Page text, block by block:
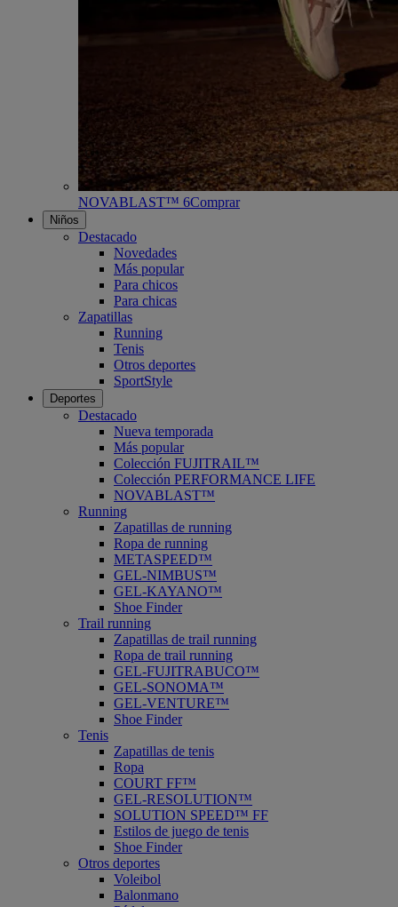
NOVABLAST™ 6Comprar
Niños
Destacado
Novedades
Más popular
Para chicos
Para chicas
Zapatillas
Running
Tenis
Otros deportes
SportStyle
Deportes
Destacado
Nueva temporada
Más popular
Colección FUJITRAIL™
Colección PERFORMANCE LIFE
NOVABLAST™
Running
Zapatillas de running
Ropa de running
METASPEED™
GEL-NIMBUS™
GEL-KAYANO™
Shoe Finder
Trail running
Zapatillas de trail running
Ropa de trail running
GEL-FUJITRABUCO™
GEL-SONOMA™
GEL-VENTURE™
Shoe Finder
Tenis
Zapatillas de tenis
Ropa
COURT FF™
GEL-RESOLUTION™
SOLUTION SPEED™ FF
Estilos de juego de tenis
Shoe Finder
Otros deportes
Voleibol
Balonmano